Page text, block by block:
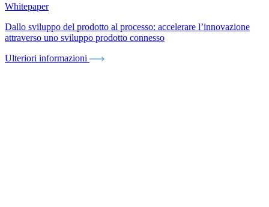
Whitepaper
Dallo sviluppo del prodotto al processo: accelerare l’innovazione
attraverso uno sviluppo prodotto connesso
Ulteriori informazioni